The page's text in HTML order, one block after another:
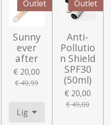
Outlet
Sunny
ever
after
€ 20,00
€ 49,99
Outlet
Anti-
Pollutio
n Shield
SPF30
(50ml)
€ 20,00
€ 49,00